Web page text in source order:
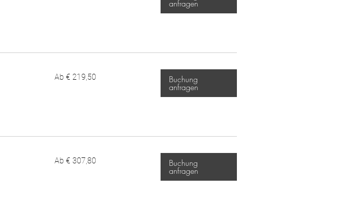
anfragen
219,50
Ab € 219,50 Buchung
anfragen
307,80
Ab € 307,80 Buchung
anfragen